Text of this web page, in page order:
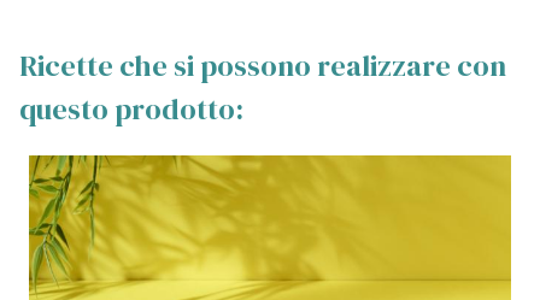
Ricette che si possono realizzare con
questo prodotto: